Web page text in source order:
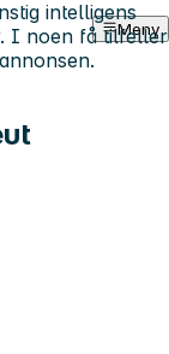
Meny
intelligens
I noen få tilfeller